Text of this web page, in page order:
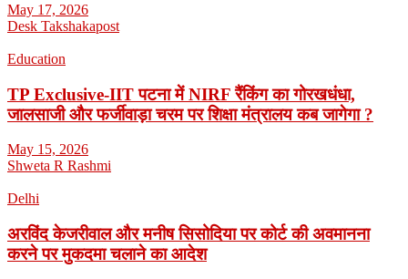
May 17, 2026
Desk Takshakapost
Education
TP Exclusive-IIT पटना में NIRF रैंकिंग का गोरखधंधा,
जालसाजी और फर्जीवाड़ा चरम पर शिक्षा मंत्रालय कब जागेगा ?
May 15, 2026
Shweta R Rashmi
Delhi
अरविंद केजरीवाल और मनीष सिसोदिया पर कोर्ट की अवमानना
करने पर मुकदमा चलाने का आदेश